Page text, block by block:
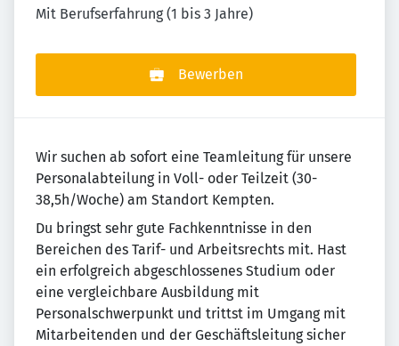
Mit Berufserfahrung (1 bis 3 Jahre)
Bewerben
Wir suchen ab sofort eine Teamleitung für unsere
Personalabteilung in Voll- oder Teilzeit (30-
38,5h/Woche) am Standort Kempten.
Du bringst sehr gute Fachkenntnisse in den
Bereichen des Tarif- und Arbeitsrechts mit. Hast
ein erfolgreich abgeschlossenes Studium oder
eine vergleichbare Ausbildung mit
Personalschwerpunkt und trittst im Umgang mit
Mitarbeitenden und der Geschäftsleitung sicher